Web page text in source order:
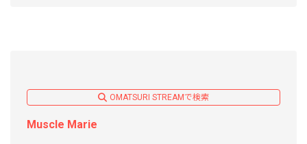
OMATSURI STREAMで検索
Muscle Marie